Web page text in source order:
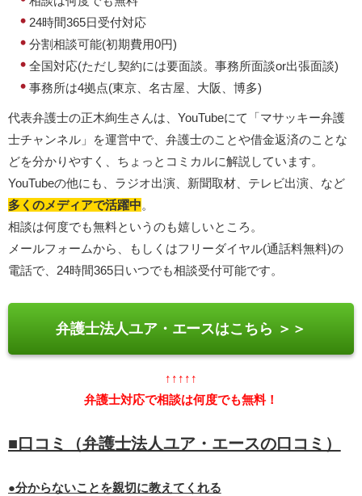
24時間365日受付対応
分割相談可能(初期費用0円)
全国対応(ただし契約には要面談。事務所面談or出張面談)
事務所は4拠点(東京、名古屋、大阪、博多)
代表弁護士の正木絢生さんは、YouTubeにて「マサッキー弁護
士チャンネル」を運営中で、弁護士のことや借金返済のことな
どを分かりやすく、ちょっとコミカルに解説しています。
YouTubeの他にも、ラジオ出演、新聞取材、テレビ出演、など
多くのメディアで活躍中。
相談は何度でも無料というのも嬉しいところ。
メールフォームから、もしくはフリーダイヤル(通話料無料)の
電話で、24時間365日いつでも相談受付可能です。
弁護士法人ユア・エースはこちら ＞＞
↑↑↑↑↑
弁護士対応で相談は何度でも無料！
■口コミ（弁護士法人ユア・エースの口コミ）
●分からないことを親切に教えてくれる